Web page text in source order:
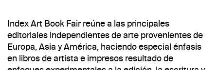
Index Art Book Fair reúne a las principales
editoriales independientes de arte provenientes de
Europa, Asia y América, haciendo especial énfasis
en libros de artista e impresos resultado de